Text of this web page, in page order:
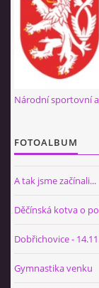
Národní sportovní
FOTOALBUM
A tak jsme začínali...
Děčínská kotva o
Dobřichovice -
Gymnastika venku